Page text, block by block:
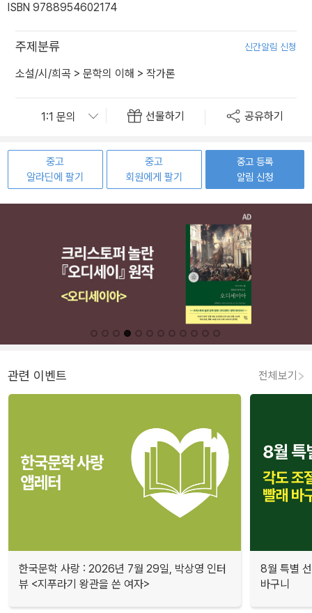
ISBN 9788954602174
주제분류 신간알림 신청
소설/시/희곡 > 문학의 이해 > 작가론
선물하기 공유하기
중고
알라딘에 팔기
중고
회원에게 팔기
중고 등록
알림 신청
관련 이벤트 전체보기
한국문학 사랑 : 2026년 7월 29일, 박상영 인터
뷰 <지푸라기 왕관을 쓴 여자>
8월 특별
바구니